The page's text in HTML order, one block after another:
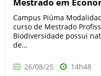
Campus Piúma
curso de Mestrado
Biodiversidade possui
de...
26/08/25 14h48